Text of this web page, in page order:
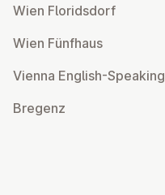
Wien Flor­idsdorf
Wien Fünfhaus
Vienna English-Speaking
Bregenz